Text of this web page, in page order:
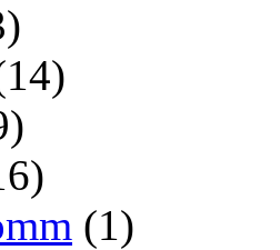
(1)